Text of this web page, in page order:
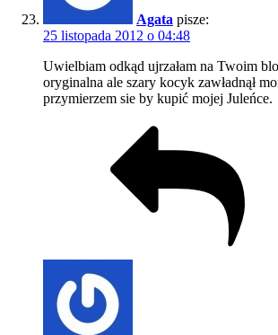
Agata pisze:
25 listopada 2012 o 04:48
Uwielbiam odkąd ujrzałam na Twoim
oryginalna ale szary kocyk zawładnął
przymierzem sie by kupić mojej Juleńce.